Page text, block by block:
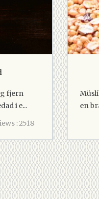
fjern
i e...
: 2518
en